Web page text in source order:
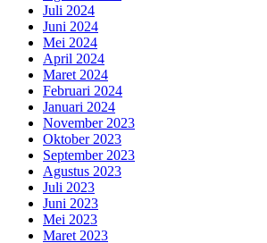
Juli 2024
Juni 2024
Mei 2024
April 2024
Maret 2024
Februari 2024
Januari 2024
November 2023
Oktober 2023
September 2023
Agustus 2023
Juli 2023
Juni 2023
Mei 2023
Maret 2023